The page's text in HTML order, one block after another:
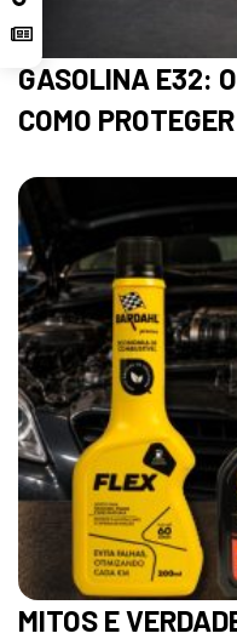
GASOLINA E32:
COMO
MITOS E